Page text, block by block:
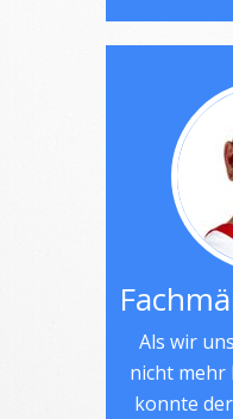
Als wir
nicht
konnte